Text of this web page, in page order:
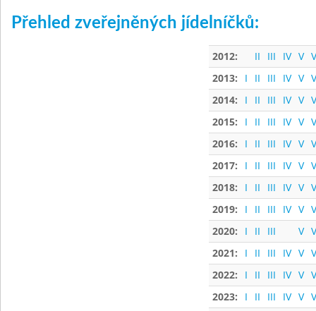
Přehled zveřejněných jídelníčků:
2012: II III IV V
2013:
I II III IV V
2014:
I II III IV V
2015:
I II III IV V
2016:
I II III IV V
2017:
I II III IV V
2018:
I II III IV V
2019:
I II III IV V
2020:
I II III V
2021:
I II III IV V
2022:
I II III IV V
2023:
I II III IV V